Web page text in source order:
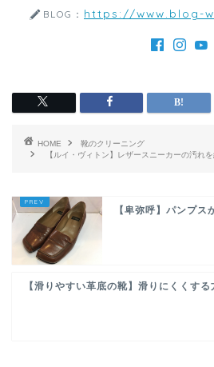
BLOG： https://www.blog-
HOME
靴のクリーニング
【ルイ・ヴィトン】レザースニーカーの汚れ
【卑弥呼】パンプス
【滑りやすい革底の靴】滑りにくくする